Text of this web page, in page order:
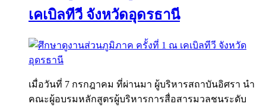
เคเบิลทีวี จังหวัดอุดรธานี
เมื่อวันที่ 7 กรกฎาคม ที่ผ่านมา ผู้บริหารสถาบันอิศรา นำ
คณะผู้อบรมหลักสูตรผู้บริหารการสื่อสารมวลชนระดับ